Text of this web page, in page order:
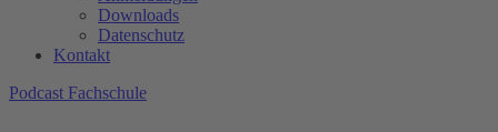
Downloads
Datenschutz
Kontakt
Podcast Fachschule